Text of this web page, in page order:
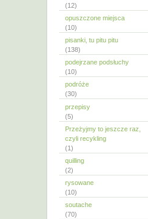
(12)
opuszczone miejsca
(10)
pisanki, tu pitu pitu
(138)
podejrzane podsłuchy
(10)
podróże
(30)
przepisy
(5)
Przeżyjmy to jeszcze raz,
czyli recykling
(1)
quilling
(2)
rysowane
(10)
soutache
(70)